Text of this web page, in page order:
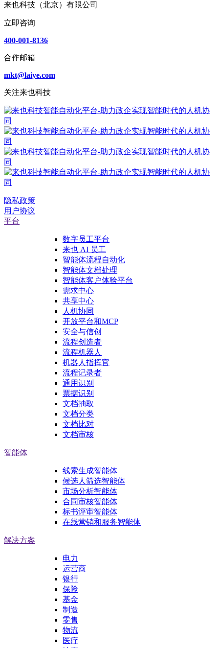
来也科技（北京）有限公司
立即咨询
400-001-8136
合作邮箱
mkt@laiye.com
关注来也科技
隐私政策
用户协议
平台
数字员工平台
来也 AI 员工
智能体流程自动化
智能体文档处理
智能体客户体验平台
需求中心
共享中心
人机协同
开放平台和MCP
安全与信创
流程创造者
流程机器人
机器人指挥官
流程记录者
通用识别
票据识别
文档抽取
文档分类
文档比对
文档审核
智能体
线索生成智能体
候选人筛选智能体
市场分析智能体
合同审核智能体
标书评审智能体
在线营销和服务智能体
解决方案
电力
运营商
银行
保险
基金
制造
零售
物流
医疗